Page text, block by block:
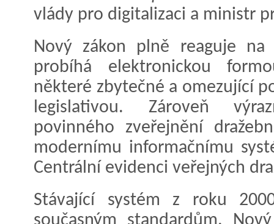
vlády pro digitalizaci a ministr
Nový zákon plně reaguje
probíhá elektronickou
některé zbytečné a omezující
legislativou. Zároveň
povinného zveřejnění
modernímu informačnímu
Centrální evidenci veřejných
Stávající systém z roku
současným standardům.